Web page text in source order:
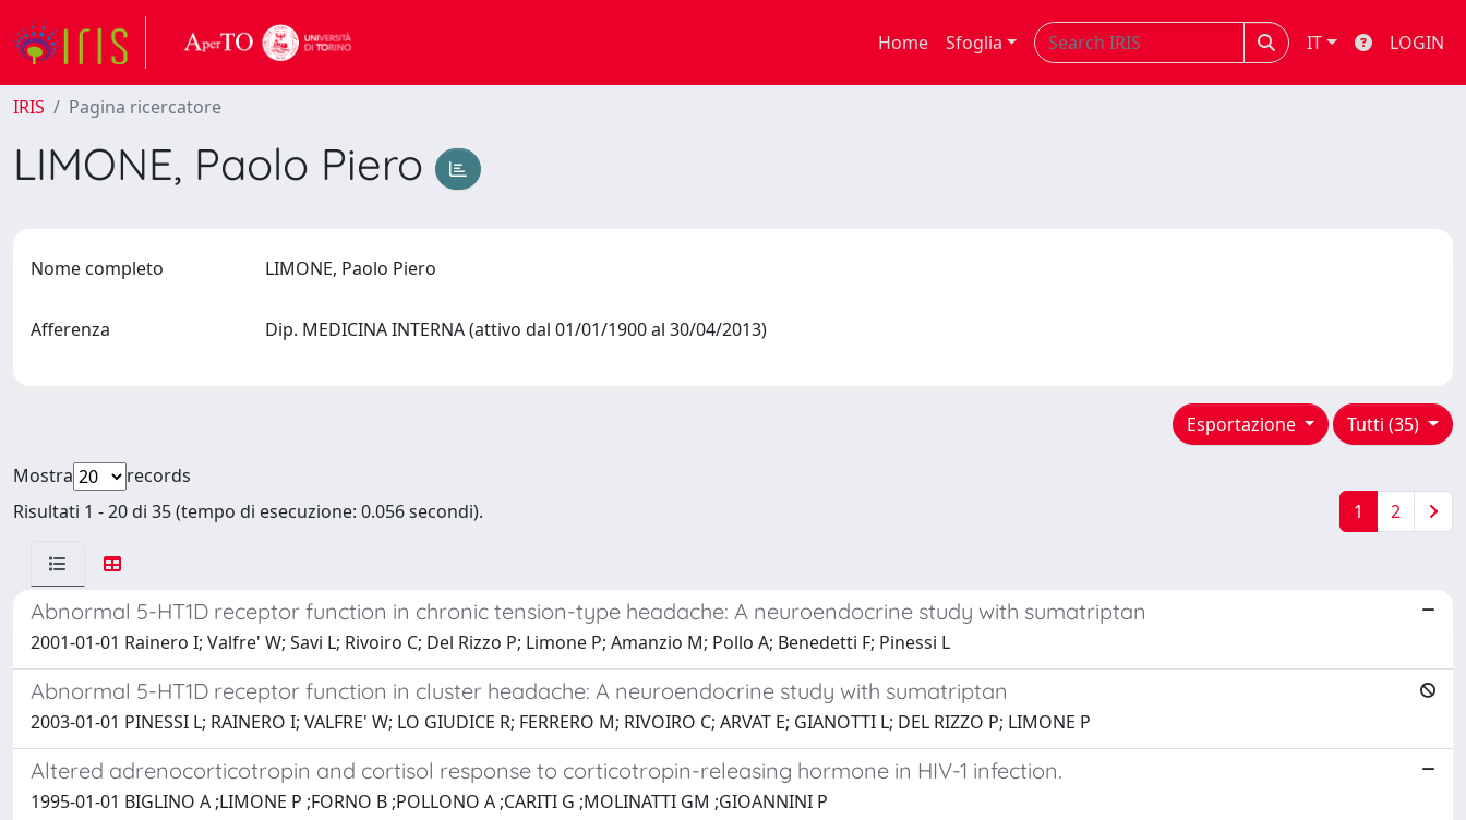
Home Sfoglia IT LOGIN
IRIS Pagina ricercatore
LIMONE, Paolo Piero
Nome completo LIMONE, Paolo Piero
Afferenza Dip. MEDICINA INTERNA (attivo dal 01/01/1900 al 30/04/2013)
Tutti (35)
Esportazione
Mostra
records
Risultati 1 - 20 di 35 (tempo di esecuzione: 0.056 secondi).
1 2
Abnormal 5-HT1D receptor function in chronic tension-type headache: A neuroendocrine study with sumatriptan
2001-01-01 Rainero I; Valfre' W; Savi L; Rivoiro C; Del Rizzo P; Limone P; Amanzio M; Pollo A; Benedetti F; Pinessi L
Abnormal 5-HT1D receptor function in cluster headache: A neuroendocrine study with sumatriptan
2003-01-01 PINESSI L; RAINERO I; VALFRE' W; LO GIUDICE R; FERRERO M; RIVOIRO C; ARVAT E; GIANOTTI L; DEL RIZZO P; LIMONE P
Altered adrenocorticotropin and cortisol response to corticotropin-releasing hormone in HIV-1 infection.
1995-01-01 BIGLINO A ;LIMONE P ;FORNO B ;POLLONO A ;CARITI G ;MOLINATTI GM ;GIOANNINI P